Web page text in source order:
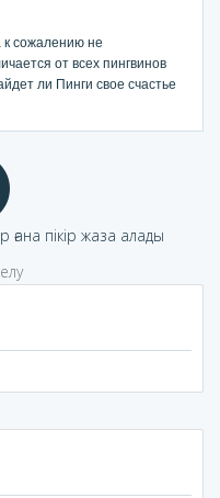
сожалению не
от всех пингвинов
ли Пинги свое счастье
пікір жаза алады